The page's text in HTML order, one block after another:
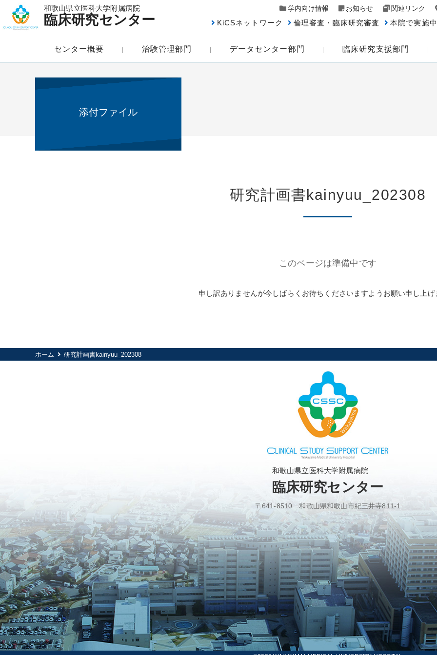
和歌山県立医科大学附属病院
臨床研究センター
学内向け情報 お知らせ 関連リンク
KiCSネットワーク 倫理審査・臨床研究審査 本院で実施
センター概要 治験管理部門 データセンター部門 臨床研究支援部門
添付ファイル
研究計画書kainyuu_202308
このページは準備中です
申し訳ありませんが今しばらくお待ちくださいますようお願い申し上げ
ホーム 研究計画書kainyuu_202308
和歌山県立医科大学附属病院
臨床研究センター
〒641-8510 和歌山県和歌山市紀三井寺811-1